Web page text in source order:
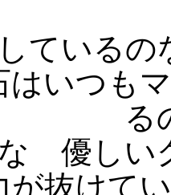
ている
はいつも
る
優しい
が抜けて